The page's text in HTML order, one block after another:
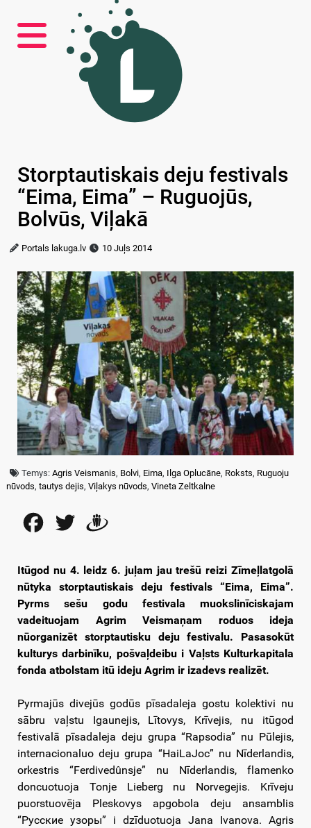
Storptautiskais deju festivals
“Eima, Eima” – Ruguojūs,
Bolvūs, Viļakā
Portals lakuga.lv 10 Juļs 2014
Temys:Agris Veismanis, Bolvi, Eima, Ilga Oplucāne, Roksts, Ruguoju
nūvods, tautys dejis, Viļakys nūvods, Vineta Zeltkalne
FacebookTwitter
Itūgod nu 4. leidz 6. juļam jau trešū reizi Zīmeļlatgolā
nūtyka storptautiskais deju festivals “Eima, Eima”.
Pyrms sešu godu festivala muokslinīciskajam
vadeituojam Agrim Veismaņam roduos ideja
nūorganizēt storptautisku deju festivalu. Pasasokūt
kulturys darbinīku, pošvaļdeibu i Vaļsts Kulturkapitala
fonda atbolstam itū ideju Agrim ir izadevs realizēt.
Pyrmajūs divejūs godūs pīsadaleja gostu kolektivi nu
sābru vaļstu Igaunejis, Lītovys, Krīvejis, nu itūgod
festivalā pīsadaleja deju grupa “Rapsodia” nu Pūlejis,
internacionaluo deju grupa “HaiLaJoc” nu Nīderlandis,
orkestris “Ferdivedûnsje” nu Nīderlandis, flamenko
doncuotuoja Tonje Lieberg nu Norvegejis. Krīveju
puorstuovēja Pleskovys apgobola deju ansamblis
“Русские узоры” i dzīduotuoja Jana Ivanova. Agris